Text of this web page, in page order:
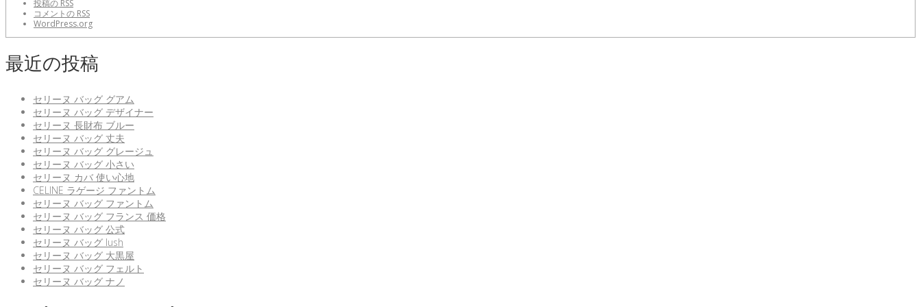
投稿の RSS
コメントの RSS
WordPress.org
最近の投稿
セリーヌ バッグ グアム
セリーヌ バッグ デザイナー
セリーヌ 長財布 ブルー
セリーヌ バッグ 丈夫
セリーヌ バッグ グレージュ
セリーヌ バッグ 小さい
セリーヌ カバ 使い心地
CELINE ラゲージ ファントム
セリーヌ バッグ ファントム
セリーヌ バッグ フランス 価格
セリーヌ バッグ 公式
セリーヌ バッグ lush
セリーヌ バッグ 大黒屋
セリーヌ バッグ フェルト
セリーヌ バッグ ナノ